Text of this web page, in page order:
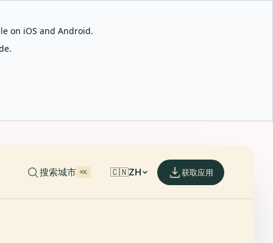
on iOS and Android.
搜索城市 ⌘K 🇨🇳ZH 获取应用